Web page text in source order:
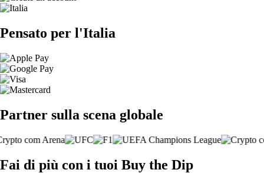
Pensato per l'Italia
Partner sulla scena globale
Fai di più con i tuoi Buy the Dip